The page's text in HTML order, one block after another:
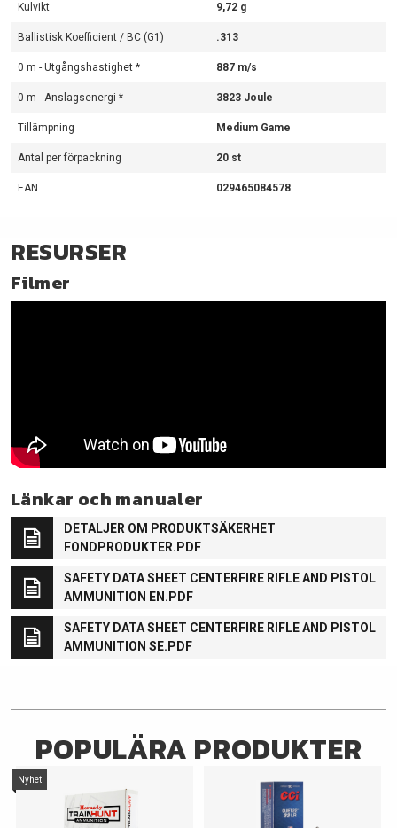
Kulvikt 9,72 g
Ballistisk Koefficient / BC (G1) .313
0 m - Utgångshastighet * 887 m/s
0 m - Anslagsenergi * 3823 Joule
Tillämpning Medium Game
Antal per förpackning 20 st
EAN 029465084578
RESURSER
Filmer
Länkar och manualer
DETALJER OM PRODUKTSÄKERHET
FONDPRODUKTER.PDF
SAFETY DATA SHEET CENTERFIRE RIFLE AND PISTOL
AMMUNITION EN.PDF
SAFETY DATA SHEET CENTERFIRE RIFLE AND PISTOL
AMMUNITION SE.PDF
POPULÄRA PRODUKTER
Nyhet